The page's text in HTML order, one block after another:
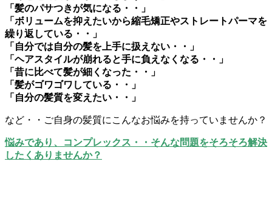
「髪のパサつきが気になる・・」
「ボリュームを抑えたいから縮毛矯正やストレートパーマを
繰り返している・・」
「自分では自分の髪を上手に扱えない・・」
「ヘアスタイルが崩れると手に負えなくなる・・」
「昔に比べて髪が細くなった・・」
「髪がゴワゴワしている・・」
「自分の髪質を変えたい・・」
など・・ご自身の髪質にこんなお悩みを持っていませんか？
悩みであり、コンプレックス・・そんな問題をそろそろ解決
したくありませんか？